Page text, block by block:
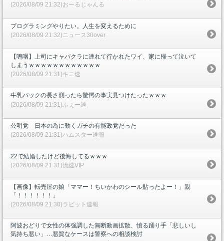
(2026/08/09 21:32)おーるじゃんる
プログラミングやりたい。人生を変えるために
(2026/08/09 21:32)ニュース30over
【嗚咽】上司にキャバクラに連れて行かれたワイ、家に帰って泣いて
しまうｗｗｗｗｗｗｗｗｗｗｗｗ
(2026/08/09 21:31)キニ速
牛乳パックの長さ測ったら驚愕の事実見つけたったｗｗｗ
(2026/08/09 21:31)ふぇー速
公明党 日本の為に動くガチの有能政党だった
(2026/08/09 21:31)ハムスター速報
22で結婚したけど後悔してるｗｗｗ
(2026/08/09 21:31)流速VIP
【画像】転売屋の娘「ママー！ちいかわのシール貼ったよー！」親
「！！！！！！」
(2026/08/09 21:30)ラビット速報
阿波おどりで女性の体強調した無断動画拡散、憤る踊り手「悲しいし
気持ち悪い」…悪質なケースは警察への相談検討